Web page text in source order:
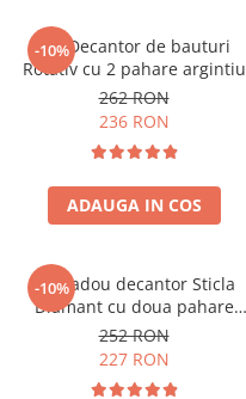
-10%
Set Decantor de bauturi
Rotativ cu 2 pahare argintiu
262 RON
236 RON
ADAUGA IN COS
-10%
Set cadou decantor Sticla
Diamant cu doua pahare
Deluxe
252 RON
227 RON